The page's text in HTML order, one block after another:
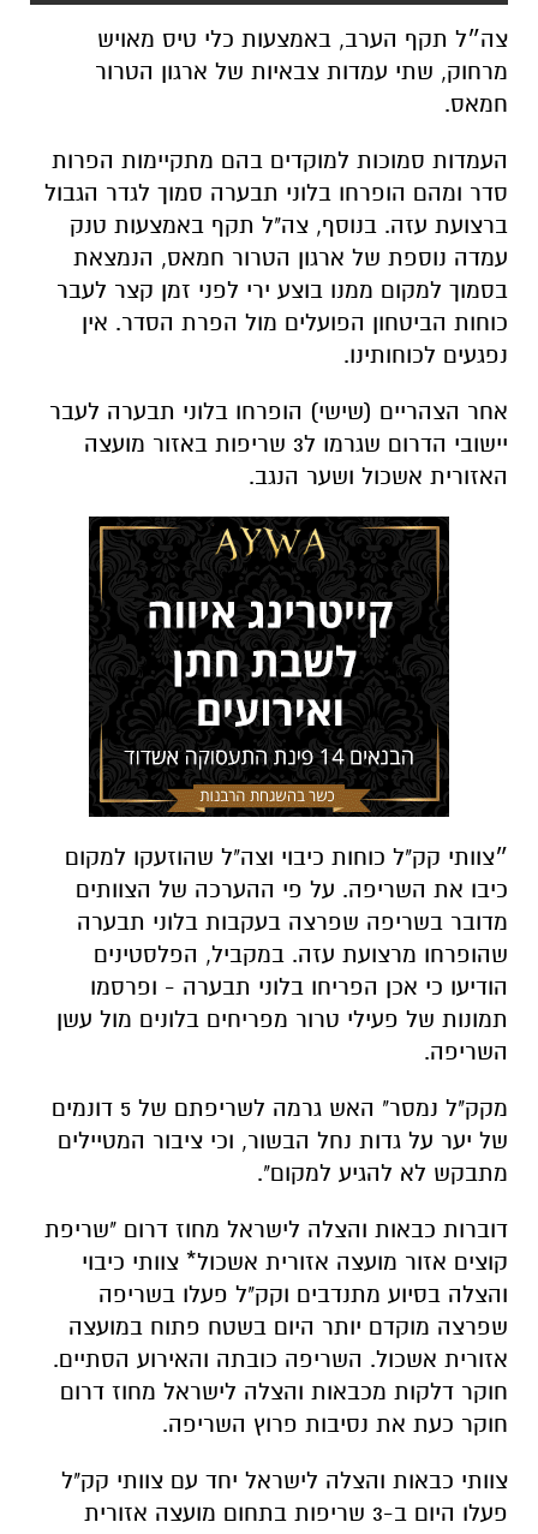
צה״ל תקף הערב, באמצעות כלי טיס מאויש
מרחוק, שתי עמדות צבאיות של ארגון הטרור
חמאס.
העמדות סמוכות למוקדים בהם מתקיימות הפרות
סדר ומהם הופרחו בלוני תבערה סמוך לגדר הגבול
ברצועת עזה. בנוסף, צה"ל תקף באמצעות טנק
עמדה נוספת של ארגון הטרור חמאס, הנמצאת
בסמוך למקום ממנו בוצע ירי לפני זמן קצר לעבר
כוחות הביטחון הפועלים מול הפרת הסדר. אין
נפגעים לכוחותינו.
אחר הצהריים (שישי) הופרחו בלוני תבערה לעבר
יישובי הדרום שגרמו ל3 שריפות באזור מועצה
האזורית אשכול ושער הנגב.
״צוותי קק"ל כוחות כיבוי וצה"ל שהוזעקו למקום
כיבו את השריפה. על פי ההערכה של הצוותים
מדובר בשריפה שפרצה בעקבות בלוני תבערה
שהופרחו מרצועת עזה. במקביל, הפלסטינים
הודיעו כי אכן הפריחו בלוני תבערה - ופרסמו
תמונות של פעילי טרור מפריחים בלונים מול עשן
השריפה.
מקק"ל נמסר" האש גרמה לשריפתם של 5 דונמים
של יער על גדות נחל הבשור, וכי ציבור המטיילים
מתבקש לא להגיע למקום".
דוברות כבאות והצלה לישראל מחוז דרום "שריפת
קוצים אזור מועצה אזורית אשכול* צוותי כיבוי
והצלה בסיוע מתנדבים וקק"ל פעלו בשריפה
שפרצה מוקדם יותר היום בשטח פתוח במועצה
אזורית אשכול. השריפה כובתה והאירוע הסתיים.
חוקר דלקות מכבאות והצלה לישראל מחוז דרום
חוקר כעת את נסיבות פרוץ השריפה.
צוותי כבאות והצלה לישראל יחד עם צוותי קק"ל
פעלו היום ב-3 שריפות בתחום מועצה אזורית